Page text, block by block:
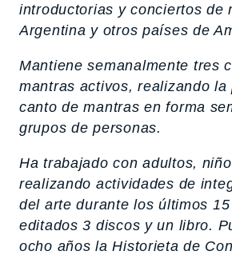
introductorias y conciertos de
Argentina y otros países de
Mantiene semanalmente tres
mantras activos, realizando la
canto de mantras en forma
grupos de personas.
Ha trabajado con adultos,
realizando actividades de
del arte durante los últimos
editados 3 discos y un libro.
ocho años la Historieta de